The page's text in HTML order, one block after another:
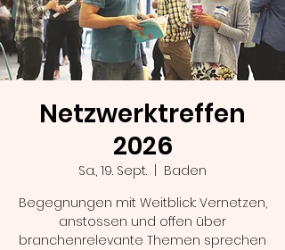
Netzwerktreffen
2026
Sa., 19. Sept.
Baden
Begegnungen mit Weitblick: Vernetzen,
anstossen und offen über
branchenrelevante Themen sprechen